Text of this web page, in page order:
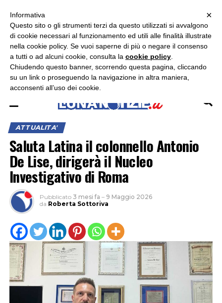
ASCOLTA RADIO LUNA
ATTUALITA'
Saluta Latina il colonnello Antonio
De Lise, dirigerà il Nucleo
Investigativo di Roma
Pubblicato 3 mesi fa – 9 Maggio 2026
da Roberta Sottoriva
×
×
Informativa
Questo sito o gli strumenti terzi da questo utilizzati si avvalgono
di cookie necessari al funzionamento ed utili alle finalità illustrate
nella cookie policy. Se vuoi saperne di più o negare il consenso
a tutti o ad alcuni cookie, consulta la cookie policy
Chiudendo questo banner, scorrendo questa pagina, cliccando
su un link o proseguendo la navigazione in altra maniera,
acconsenti all’uso dei cookie.